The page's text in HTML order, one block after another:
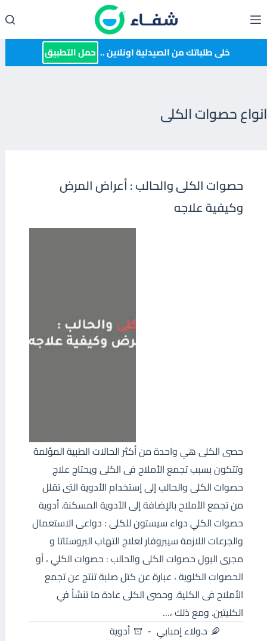
إلى
المحتوى خلى طلباتك من الصيدلية اونلاين .. حمل التطبيق
انواع حصوات الكلى
حصوات الكلى والحالب : أعراض المرض
وكيفية علاجه
حصى الكلى هي واحدة من أكثر الحالات الطبية المؤلمة
وتتكون بسبب تجمع الأملاح فى الكلى ويحتاج علاج
حصوات الكلى والحالب إلى إستخدام الأدوية التى تقلل
من تجمع الأملاح بالإضافة إلى الأدوية المسكنة. أدوية
حصوات الكلي دواء سيستون للكلى : دواعى الاستعمال
والجرعات اللازمة سيبروفار لعلاج التهاب البروستاتا و
مجرى البول حصوات الكلى والحالب : حصوات الكلي ، أو
الحصوات الكلوية ، عبارة عن كتل صلبة تنتج عن تجمع
الأملاح فى الكلية. وحصى الكلى عادة ما تنشأ في
الكليتين. ومع ذلك ،…
د.ولاء إمبابي
أدوية